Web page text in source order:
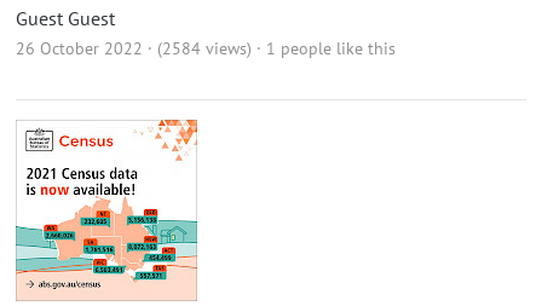
Guest Guest
26 October 2022 · (2584 views) · 1 people like this